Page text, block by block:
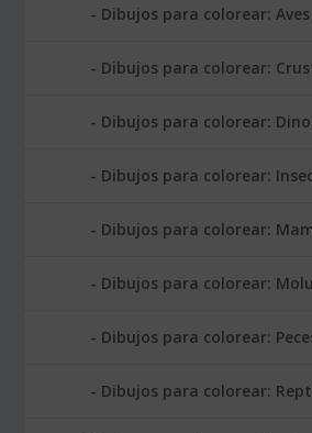
Dibujos para colorear: Aves
Dibujos para colorear:
Dibujos para colorear:
Dibujos para colorear:
Dibujos para colorear:
Dibujos para colorear:
Dibujos para colorear:
Dibujos para colorear: